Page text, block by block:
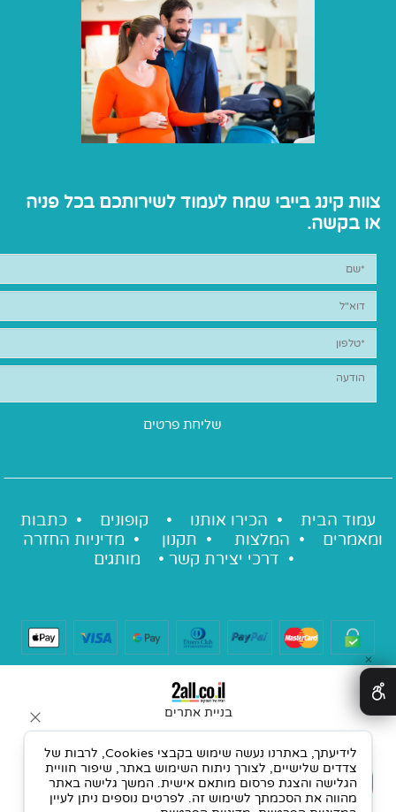
צוות קינג בייבי שמח לעמוד לשירותכם בכל פניה
או בקשה.
עמוד הבית • הכירו אותנו • קופונים • כתבות
ומאמרים • המלצות • תקנון • מדיניות החזרה
• דרכי יצירת קשר • מותגים
בניית אתרים
✕
לידיעתך, באתרנו נעשה שימוש בקבצי Cookies, לרבות של
צדדים שלישיים, לצורך ניתוח השימוש באתר, שיפור חוויית
הגלישה והצגת פרסום מותאם אישית. המשך גלישה באתר
מהווה את הסכמתך לשימוש זה. לפרטים נוספים ניתן לעיין